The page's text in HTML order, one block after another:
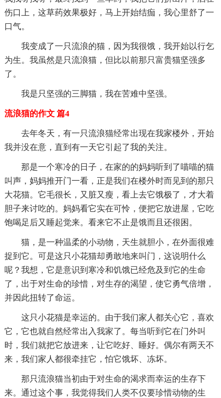
伤口上，这草药效果极好，马上开始结痂，我心里舒了一
口气。
我变成了一只流浪的猫，因为我很饿，我开始以行乞
为生。我虽然是只流浪猫，但比以前那只富贵猫坚强多
了。
我是只坚强的三脚猫，我在苦难中坚强。
流浪猫的作文 篇4
去年冬天，有一只流浪猫经常出现在我家楼外，开始
我并没在意，直到有一天它引起了我的关注。
那是一个寒冷的日子，在家的的妈妈听到了喵喵的猫
叫声，妈妈推开门一看，正是我们在楼外时而见到的那只
大花猫。它毛很长，又脏又瘦，看上去它饿极了，才大着
胆子来讨吃的。妈妈看它实在可怜，便把它放进屋，它吃
饱喝足后又睡起觉来。看来它不止是饿而且还很困。
猫，是一种温柔的小动物，天生就胆小，在外面很难
捉到它。可是这只小花猫却勇敢地来叫门，这说明什么
呢？我想，它是意识到寒冷和饥饿已经危及到它的生命
了，出于对生命的珍惜，对生存的渴望，使它勇气倍增，
并因此扭转了命运。
这只小花猫是幸运的。由于我们家人都关心它，喜欢
它，它也就自然经常出入我家了。每当听到它在门外叫
时，我们就把它放进来，让它吃好、睡好。偶尔有两天不
来，我们家人都很牵挂它，怕它饿坏、冻坏。
那只流浪猫当初由于对生命的渴求而幸运的生存下
来。通过这个事，我觉得我们人类不仅要珍惜动物的生